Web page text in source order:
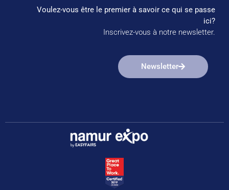
Voulez-vous être le premier à savoir ce qui se passe
ici?
Inscrivez-vous à notre newsletter.
Newsletter